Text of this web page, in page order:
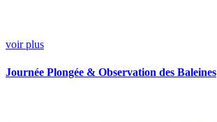
voir plus
Journée Plongée & Observation des Baleines